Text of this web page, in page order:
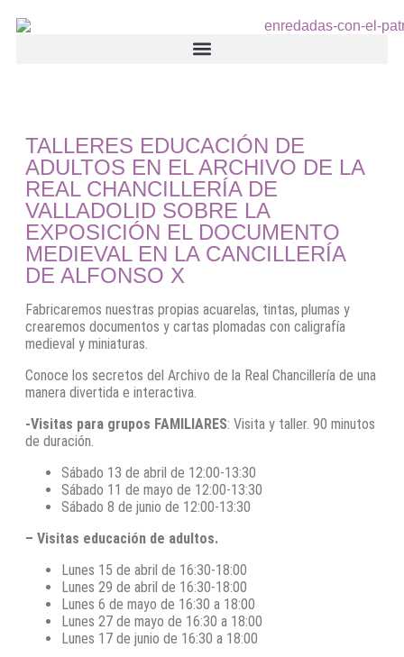
TALLERES EDUCACIÓN DE
ADULTOS EN EL ARCHIVO DE LA
REAL CHANCILLERÍA DE
VALLADOLID SOBRE LA
EXPOSICIÓN EL DOCUMENTO
MEDIEVAL EN LA CANCILLERÍA
DE ALFONSO X
Fabricaremos nuestras propias acuarelas, tintas, plumas y
crearemos documentos y cartas plomadas con caligrafía
medieval y miniaturas.
Conoce los secretos del Archivo de la Real Chancillería de una
manera divertida e interactiva.
-Visitas para grupos FAMILIARES: Visita y taller. 90 minutos
de duración.
Sábado 13 de abril de 12:00-13:30
Sábado 11 de mayo de 12:00-13:30
Sábado 8 de junio de 12:00-13:30
– Visitas educación de adultos.
Lunes 15 de abril de 16:30-18:00
Lunes 29 de abril de 16:30-18:00
Lunes 6 de mayo de 16:30 a 18:00
Lunes 27 de mayo de 16:30 a 18:00
Lunes 17 de junio de 16:30 a 18:00